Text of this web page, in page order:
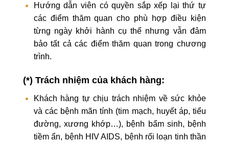
Hướng dẫn viên có quyền sắp xếp lại thứ tự
các điểm thăm quan cho phù hợp điều kiện
từng ngày khởi hành cụ thể nhưng vẫn đảm
bảo tất cả các điểm thăm quan trong chương
trình.
(*) Trách nhiệm của khách hàng:
Khách hàng tự chịu trách nhiệm về sức khỏe
và các bệnh mãn tính (tim mạch, huyết áp, tiểu
đường, xương khớp…), bệnh bẩm sinh, bệnh
tiềm ẩn, bệnh HIV AIDS, bệnh rối loạn tinh thần